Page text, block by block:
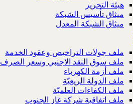
هيئة التحرير
ميثاق تأسيس الشبكة
ميثاق الشبكة المعدل
ملف جولات التراخيص وعقود الخدمة
ملف سوق النقد الاجنبي وسعر الصرف
ملف أزمة الكهرباء
ملف الدولة الريعيّة
ملف الكفاءات العلميّة
ملف اتفاقية شركة غاز الجنوب